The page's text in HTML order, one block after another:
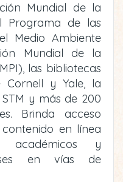
Mundial de la
Programa de las
Medio Ambiente
Mundial de la
las bibliotecas
Cornell y Yale, la
y más de 200
Brinda acceso
en línea
académicos y
en vías de